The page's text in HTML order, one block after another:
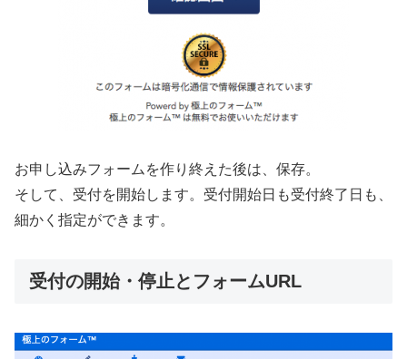
お申し込みフォームを作り終えた後は、保存。
そして、受付を開始します。受付開始日も受付終了日も、
細かく指定ができます。
受付の開始・停止とフォームURL